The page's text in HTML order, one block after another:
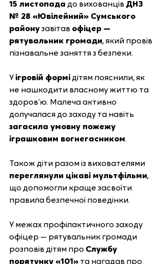
15 листопада до вихованців ДНЗ
№ 28 «Ювілейний» Сумського
району завітав офіцер —
рятувальник громади, який провів
пізнавальне заняття з безпеки.
У ігровій формі дітям пояснили, як
не нашкодити власному життю та
здоров’ю. Малеча активно
долучалася до заходу та навіть
загасила умовну пожежу
іграшковим вогнегасником.
Також діти разом із вихователями
переглянули цікаві мультфільми,
що допомогли краще засвоїти
правила безпечної поведінки.
У межах профілактичного заходу
офіцер — рятувальник громади
розповів дітям про Службу
порятунку «101» та нагадав про